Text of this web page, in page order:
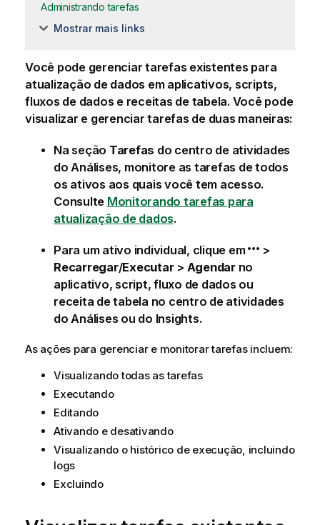
Administrando tarefas
Mostrar mais links
Você pode gerenciar tarefas existentes para
atualização de dados em aplicativos, scripts,
fluxos de dados e receitas de tabela. Você pode
visualizar e gerenciar tarefas de duas maneiras:
Na seção Tarefas do centro de atividades
doAnálises, monitore as tarefas de todos
os ativos aos quais você tem acesso.
Consulte Monitorando tarefas para
atualização de dados.
Para um ativo individual, clique em
>
Recarregar/Executar> Agendarno
aplicativo, script, fluxo de dados ou
receita de tabela no centro de atividades
doAnálises ou do Insights.
As ações para gerenciar e monitorar tarefas incluem:
Visualizando todas as tarefas
Executando
Editando
Ativando e desativando
Visualizando o histórico de execução, incluindo
logs
Excluindo